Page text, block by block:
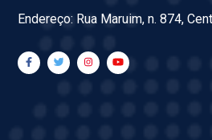
Endereço: Rua Maruim, n. 874,